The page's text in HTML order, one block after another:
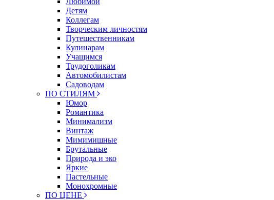
Детям
Коллегам
Творческим личностям
Путешественникам
Кулинарам
Учащимся
Трудоголикам
Автомобилистам
Садоводам
ПО СТИЛЯМ
Юмор
Романтика
Минимализм
Винтаж
Мимимишные
Брутальные
Природа и эко
Яркие
Пастельные
Монохромные
ПО ЦЕНЕ